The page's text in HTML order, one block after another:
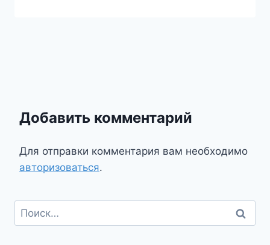
Добавить комментарий
Для отправки комментария вам необходимо
авторизоваться.
Найти: